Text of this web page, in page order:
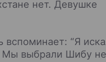
нет. Девушке
“Я
Мы выбрали Шибу